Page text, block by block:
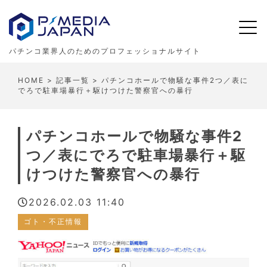
パチンコ業界人のためのプロフェッショナルサイト
HOME > 記事一覧 > パチンコホールで物騒な事件2つ／表に
でろで駐車場暴行＋駆けつけた警察官への暴行
パチンコホールで物騒な事件2
つ／表にでろで駐車場暴行＋駆
けつけた警察官への暴行
2026.02.03 11:40
ゴト・不正情報